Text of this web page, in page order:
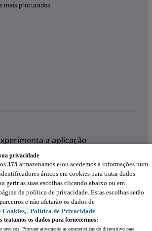
mais procurados
a aplicação
privacidade
375 armazenamos e/ou acedemos a informações num
únicos em cookies para tratar dados
gerir as suas escolhas clicando abaixo ou em
da política de privacidade. Estas escolhas serão
e não afetarão os dados de
Cookies, Política de Privacidade
tratamos os dados para fornecermos:
precisos. Procurar ativamente as características do dispositivo para